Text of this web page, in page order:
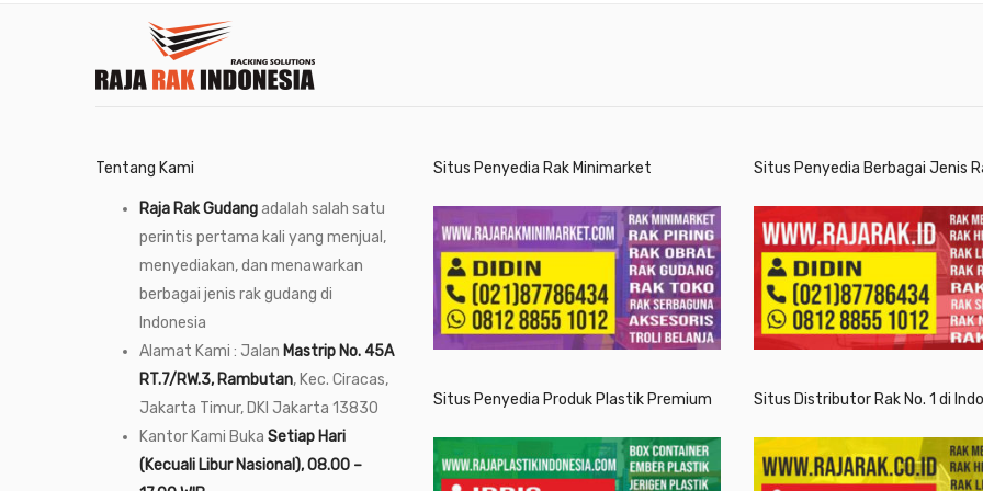
Tentang Kami
Raja Rak Gudangadalah salah satu
perintis pertama kali yang menjual,
menyediakan, dan menawarkan
berbagai jenis rak gudang di
Indonesia
Alamat Kami : Jalan Mastrip No. 45A
RT.7/RW.3, Rambutan, Kec. Ciracas,
Jakarta Timur, DKI Jakarta 13830
Kantor Kami Buka Setiap Hari
(Kecuali Libur Nasional), 08.00 –
Situs Penyedia Rak Minimarket
Situs Penyedia Produk Plastik Premium
Situs Penyedia Berbagai Jenis
Situs Distributor Rak No. 1 di